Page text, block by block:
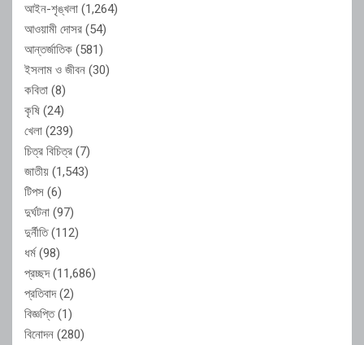
আইন-শৃঙ্খলা (1,264)
আওয়ামী দোসর (54)
আন্তর্জাতিক (581)
ইসলাম ও জীবন (30)
কবিতা (8)
কৃষি (24)
খেলা (239)
চিত্র বিচিত্র (7)
জাতীয় (1,543)
টিপস (6)
দুর্ঘটনা (97)
দুর্নীতি(112)
ধর্ম(98)
প্রচ্ছদ(11,686)
প্রতিবাদ(2)
বিজ্ঞপ্তি(1)
বিনোদন (280)